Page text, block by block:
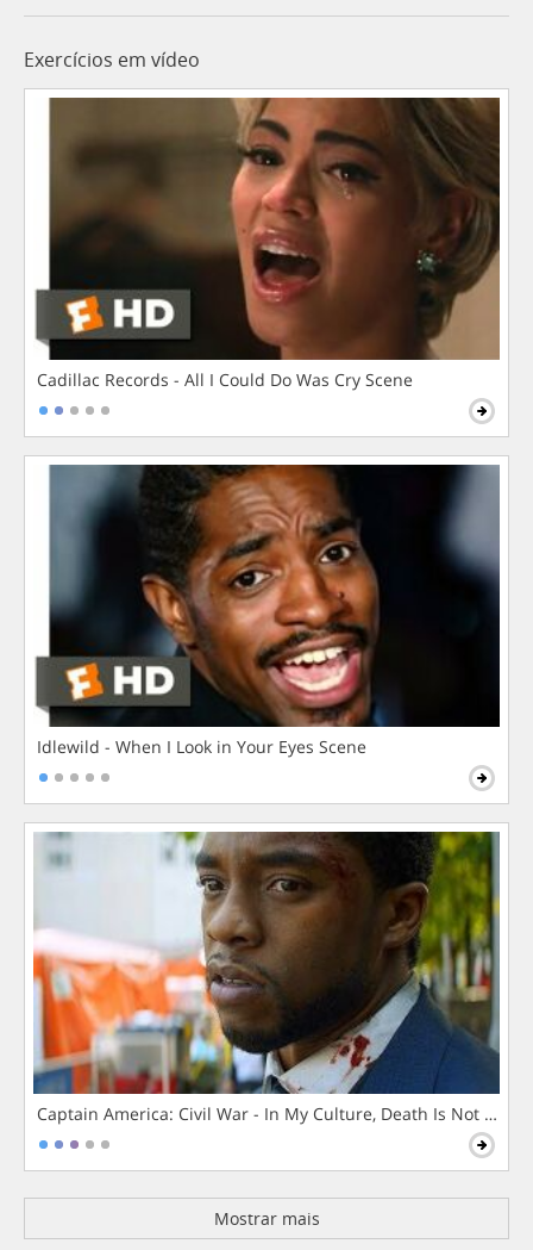
Exercícios em vídeo
Cadillac Records - All I Could Do Was Cry Scene
Idlewild - When I Look in Your Eyes Scene
Captain America: Civil War - In My Culture, Death Is Not The
Mostrar mais